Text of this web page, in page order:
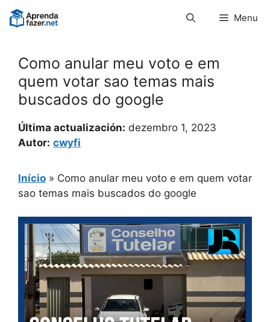
Pular
para
Menu
Como anular meu voto e em
quem votar sao temas mais
buscados do google
Última actualización: dezembro 1, 2023
Autor: cwyfi
Início » Como anular meu voto e em quem votar
sao temas mais buscados do google